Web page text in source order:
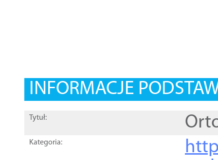
INFORMACJE
Tytuł:
Kategoria: